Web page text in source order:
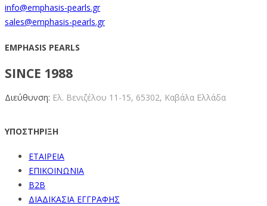
info@emphasis-pearls.gr
sales@emphasis-pearls.gr
EMPHASIS PEARLS
SINCE 1988
Διεύθυνση: Ελ. Βενιζέλου 11-15, 65302, Καβάλα Ελλάδα
ΥΠΟΣΤΗΡΙΞΗ
ΕΤΑΙΡΕΙΑ
ΕΠΙΚΟΙΝΩΝΙΑ
B2B
ΔΙΑΔΙΚΑΣΙΑ ΕΓΓΡΑΦΗΣ